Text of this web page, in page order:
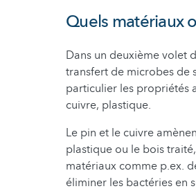
Quels matériaux
Dans un deuxième volet
transfert de microbes de
particulier les propriétés
cuivre, plastique.
Le pin et le cuivre
plastique ou le bois
matériaux comme p.ex.
éliminer les bactéries en